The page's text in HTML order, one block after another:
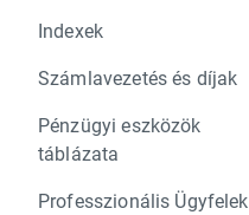
Indexek
Számlavezetés és díjak
Pénzügyi eszközök
táblázata
Professzionális Ügyfelek